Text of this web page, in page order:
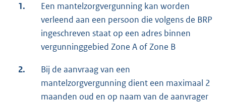
1.
Een mantelzorgvergunning kan worden
verleend aan een persoon die volgens de BRP
ingeschreven staat op een adres binnen
vergunninggebied Zone A of Zone B
2.
Bij de aanvraag van een
mantelzorgvergunning dient een maximaal 2
maanden oud en op naam van de aanvrager